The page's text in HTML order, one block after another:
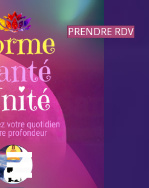
PRENDRE RDV